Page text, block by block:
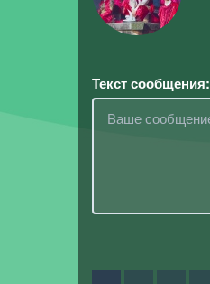
Текст сообщения: